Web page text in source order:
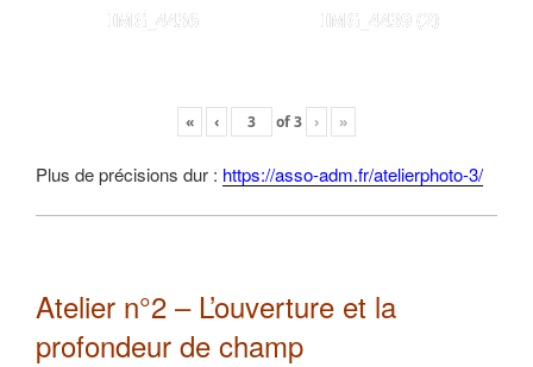
IMG_4436 IMG_4439 (2)
« ‹ of3 › »
Plus de précisions dur : https://asso-adm.fr/atelierphoto-3/
Atelier n°2 – L’ouverture et la
profondeur de champ